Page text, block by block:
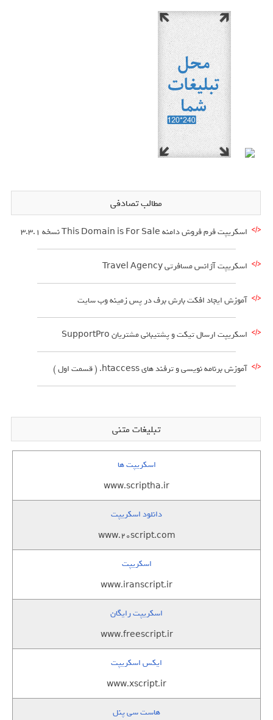
مطالب تصادفی
اسکریپت فرم فروش دامنه This Domain is For Sale نسخه 3.3.1
اسکریپت آژانس مسافرتی Travel Agency
آموزش ایجاد افکت بارش برف در پس زمینه وب سایت
اسکریپت ارسال تیکت و پشتیبانی مشتریان SupportPro
آموزش برنامه نویسی و ترفند های htaccess. ( قسمت اول )
تبلیغات متنی
اسکریپت ها
www.scriptha.ir
دانلود اسکریپت
www.20script.com
اسکریپت
www.iranscript.ir
اسکریپت رایگان
www.freescript.ir
ایکس اسکریپت
www.xscript.ir
هاست سی پنل